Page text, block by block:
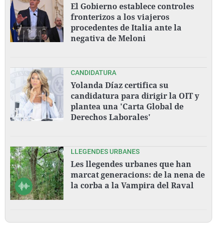
El Gobierno establece controles
fronterizos a los viajeros
procedentes de Italia ante la
negativa de Meloni
CANDIDATURA
Yolanda Díaz certifica su
candidatura para dirigir la OIT y
plantea una 'Carta Global de
Derechos Laborales'
LLEGENDES URBANES
Les llegendes urbanes que han
marcat generacions: de la nena de
la corba a la Vampira del Raval